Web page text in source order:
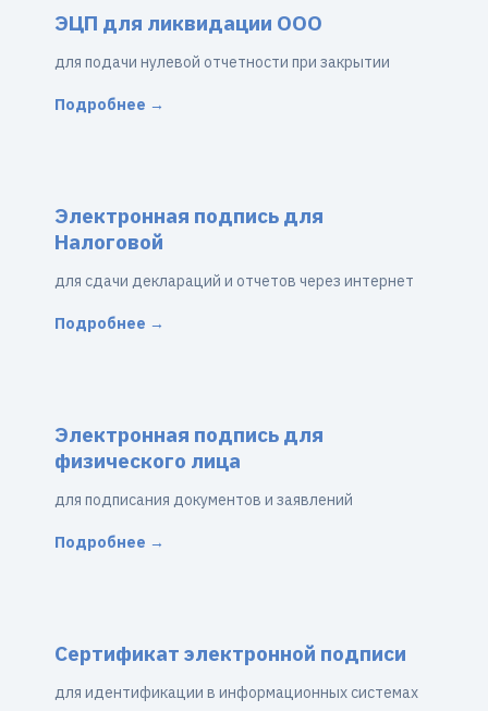
ЭЦП для ликвидации ООО
для подачи нулевой отчетности при закрытии
Подробнее →
Электронная подпись для
Налоговой
для сдачи деклараций и отчетов через интернет
Подробнее →
Электронная подпись для
физического лица
для подписания документов и заявлений
Подробнее →
Сертификат электронной подписи
для идентификации в информационных системах